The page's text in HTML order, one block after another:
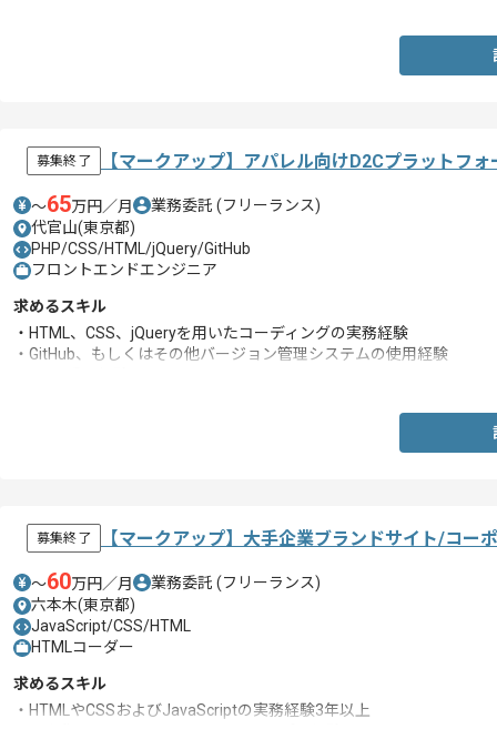
募集終了 【マークアップ】アパレル向けD2Cプラットフ
〜65万円／月 業務委託 (フリーランス)
代官山(東京都)
PHP/CSS/HTML/jQuery/GitHub
フロントエンドエンジニア
求めるスキル
・HTML、CSS、jQueryを用いたコーディングの実務経験
・GitHub、もしくはその他バージョン管理システムの使用経験
募集終了 【マークアップ】大手企業ブランドサイト/コー
〜60万円／月 業務委託 (フリーランス)
六本木(東京都)
JavaScript/CSS/HTML
HTMLコーダー
求めるスキル
・HTMLやCSSおよびJavaScriptの実務経験3年以上